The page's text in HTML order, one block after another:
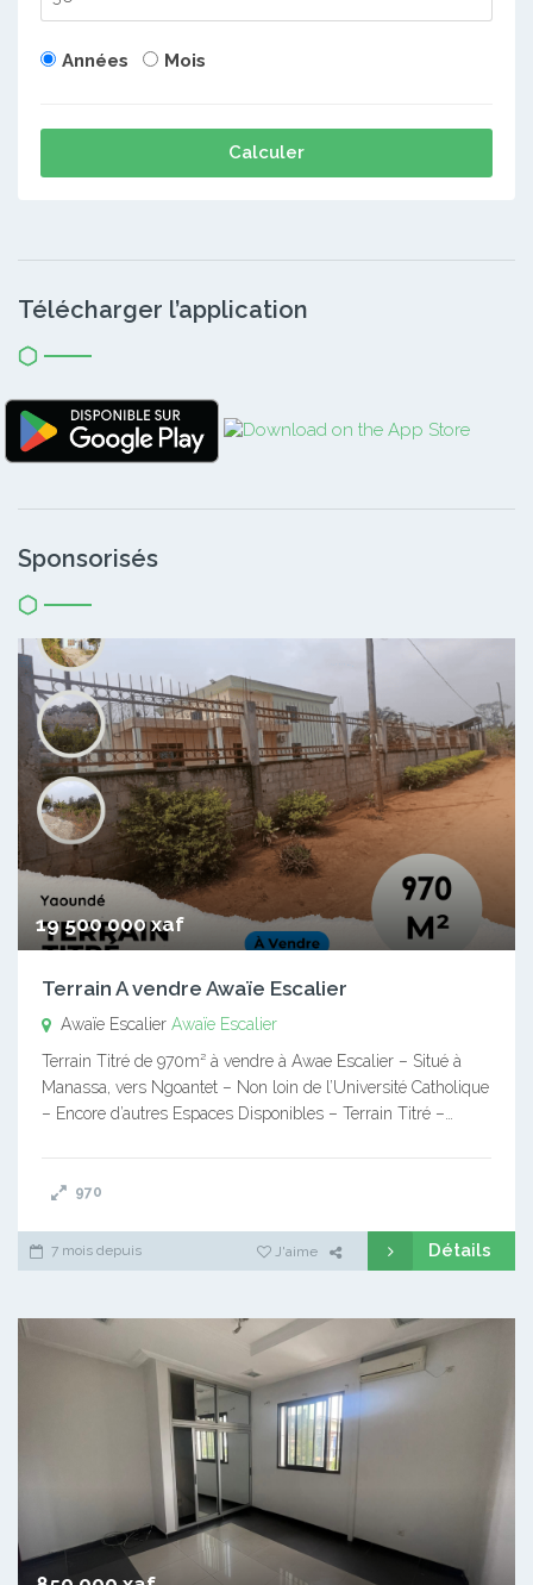
Années Mois
Calculer
Télécharger l’application
Sponsorisés
19 500 000 xaf
Terrain A vendre Awaïe Escalier
Awaïe Escalier Awaïe Escalier
Terrain Titré de 970m² à vendre à Awae Escalier – Situé à
Manassa, vers Ngoantet – Non loin de l’Université Catholique
– Encore d’autres Espaces Disponibles – Terrain Titré –…
970
7 mois depuis J'aime Détails